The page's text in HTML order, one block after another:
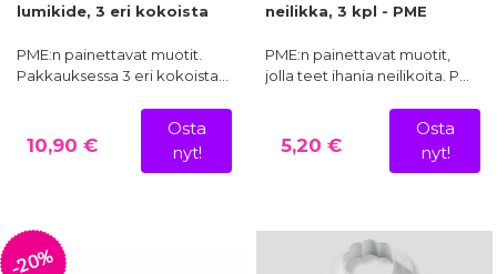
lumikide, 3 eri kokoista
PME:n painettavat muotit.
Pakkauksessa 3 eri kokoista…
10,90 €
Osta
nyt!
neilikka, 3 kpl - PME
PME:n painettavat muotit,
jolla teet ihania neilikoita. P…
5,20 €
Osta
nyt!
-20%